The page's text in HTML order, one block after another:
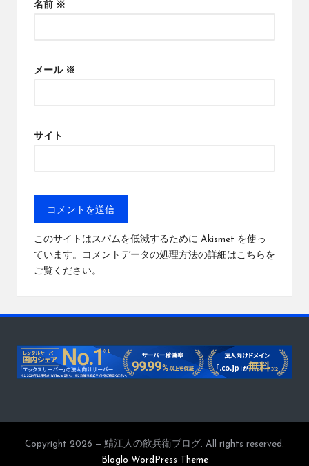
名前 ※
メール ※
サイト
このサイトはスパムを低減するために Akismet を使っ
ています。
コメントデータの処理方法の詳細はこちらを
ご覧ください。
Copyright 2026 — 鯖江人の飲兵衛ブログ. All rights reserved.
Bloglo WordPress Theme